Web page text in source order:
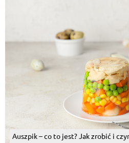
Auszpik – co to jest? Jak zrobić i